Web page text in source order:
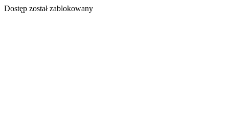
Dostęp został zablokowany